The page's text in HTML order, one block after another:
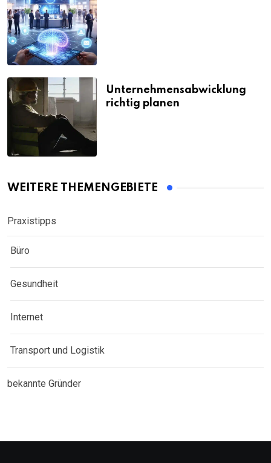
Unternehmensabwicklung
richtig planen
WEITERE THEMENGEBIETE
Praxistipps
Büro
Gesundheit
Internet
Transport und Logistik
bekannte Gründer